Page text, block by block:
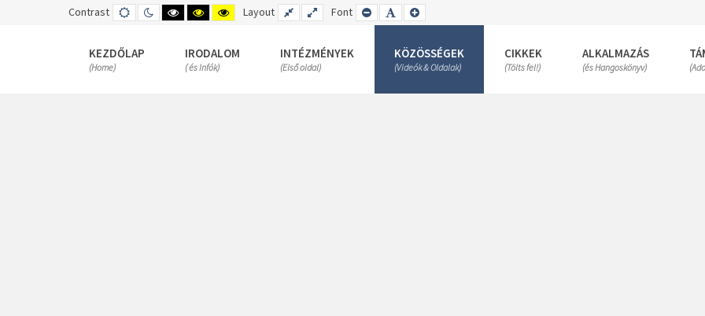
Contrast DEFAULT
MODE
NIGHT
MODE
HIGH
CONTRAST
MODE
HIGH
CONTRAST
MODE
HIGH
CONTRAST
MODE
Layout FIXED
LAYOUT
WIDE
LAYOUT
Font SET
SMALLER
SET
DEFAULT
SET
LARGER
KEZDŐLAP
(Home)
IRODALOM
( és Infók)
INTÉZMÉNYEK
(Első oldal)
KÖZÖSSÉGEK
(Videók & Oldalak)
CIKKEK
(Tölts fel!)
ALKALMAZÁS
(és Hangoskönyv)